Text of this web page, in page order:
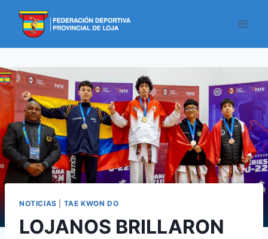
NOTICIAS TAE KWON DO
LOJANOS BRILLARON